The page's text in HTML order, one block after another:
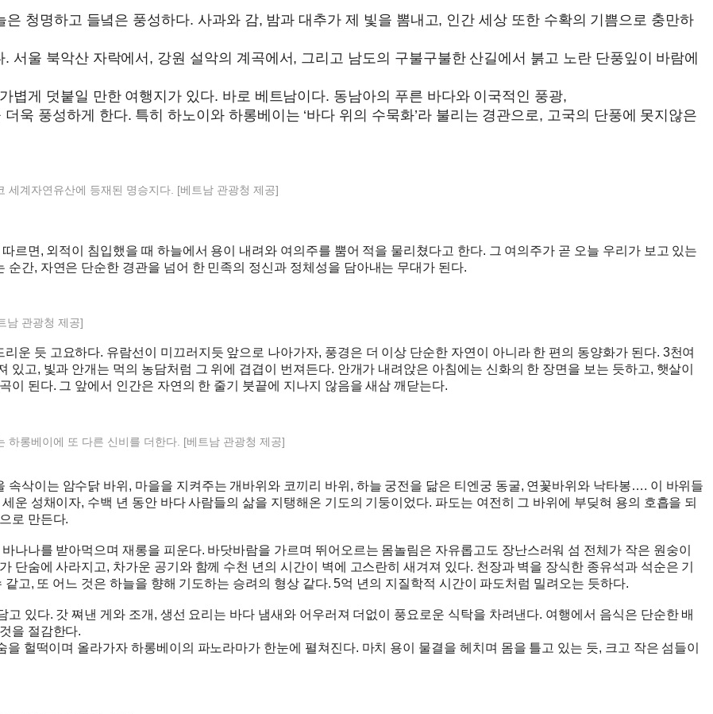
청명하고 들녘은 풍성하다. 사과와 감, 밤과 대추가 제 빛을 뽐내고, 인간 세상 또한 수확의 기쁨으로 충만하
서울 북악산 자락에서, 강원 설악의 계곡에서, 그리고 남도의 구불구불한 산길에서 붉고 노란 단풍잎이 바람에
볍게 덧붙일 만한 여행지가 있다. 바로 베트남이다. 동남아의 푸른 바다와 이국적인 풍광,
욱 풍성하게 한다. 특히 하노이와 하롱베이는 ‘바다 위의 수묵화’라 불리는 경관으로, 고국의 단풍에 못지않은
계자연유산에 등재된 명승지다. [베트남 관광청 제공]
르면, 외적이 침입했을 때 하늘에서 용이 내려와 여의주를 뿜어 적을 물리쳤다고 한다. 그 여의주가 곧 오늘 우리가 보고 있는
간, 자연은 단순한 경관을 넘어 한 민족의 정신과 정체성을 담아내는 무대가 된다.
남 관광청 제공]
운 듯 고요하다. 유람선이 미끄러지듯 앞으로 나아가자, 풍경은 더 이상 단순한 자연이 아니라 한 편의 동양화가 된다. 3천여
고, 빛과 안개는 먹의 농담처럼 그 위에 겹겹이 번져든다. 안개가 내려앉은 아침에는 신화의 한 장면을 보는 듯하고, 햇살이
이 된다. 그 앞에서 인간은 자연의 한 줄기 붓끝에 지나지 않음을 새삼 깨닫는다.
롱베이에 또 다른 신비를 더한다. [베트남 관광청 제공]
삭이는 암수닭 바위, 마을을 지켜주는 개바위와 코끼리 바위, 하늘 궁전을 닮은 티엔궁 동굴, 연꽃바위와 낙타봉…. 이 바위들
운 성채이자, 수백 년 동안 바다 사람들의 삶을 지탱해온 기도의 기둥이었다. 파도는 여전히 그 바위에 부딪혀 용의 호흡을 되
로 만든다.
나나를 받아먹으며 재롱을 피운다. 바닷바람을 가르며 뛰어오르는 몸놀림은 자유롭고도 장난스러워 섬 전체가 작은 원숭이
단숨에 사라지고, 차가운 공기와 함께 수천 년의 시간이 벽에 고스란히 새겨져 있다. 천장과 벽을 장식한 종유석과 석순은 기
고, 또 어느 것은 하늘을 향해 기도하는 승려의 형상 같다. 5억 년의 지질학적 시간이 파도처럼 밀려오는 듯하다.
있다. 갓 쪄낸 게와 조개, 생선 요리는 바다 냄새와 어우러져 더없이 풍요로운 식탁을 차려낸다. 여행에서 음식은 단순한 배
을 절감한다.
헐떡이며 올라가자 하롱베이의 파노라마가 한눈에 펼쳐진다. 마치 용이 물결을 헤치며 몸을 틀고 있는 듯, 크고 작은 섬들이